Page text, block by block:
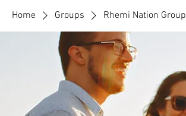
Home Groups Rhemi Nation Group